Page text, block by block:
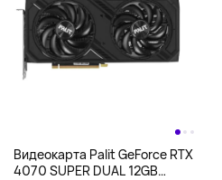
Видеокарта Palit GeForce RTX
4070 SUPER DUAL 12GB